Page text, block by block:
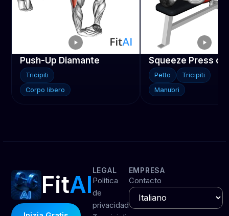
Push-Up Diamante
Tricipiti
Corpo libero
Petto
Tricipiti
Manubri
FitAI
LEGAL
Política
de
privacidad
EMPRESA
Contacto